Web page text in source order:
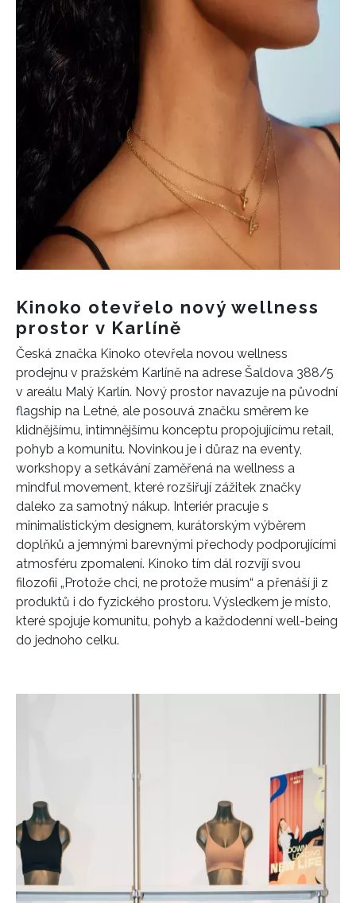
Kinoko otevřelo nový wellness
prostor v Karlíně
Česká značka Kinoko otevřela novou wellness
prodejnu v pražském Karlíně na adrese Šaldova 388/5
v areálu Malý Karlín. Nový prostor navazuje na původní
flagship na Letné, ale posouvá značku směrem ke
klidnějšímu, intimnějšímu konceptu propojujícímu retail,
pohyb a komunitu. Novinkou je i důraz na eventy,
workshopy a setkávání zaměřená na wellness a
mindful movement, které rozšiřují zážitek značky
daleko za samotný nákup. Interiér pracuje s
minimalistickým designem, kurátorským výběrem
doplňků a jemnými barevnými přechody podporujícími
atmosféru zpomalení. Kinoko tím dál rozvíjí svou
filozofii „Protože chci, ne protože musím“ a přenáší ji z
produktů i do fyzického prostoru. Výsledkem je místo,
které spojuje komunitu, pohyb a každodenní well-being
do jednoho celku.